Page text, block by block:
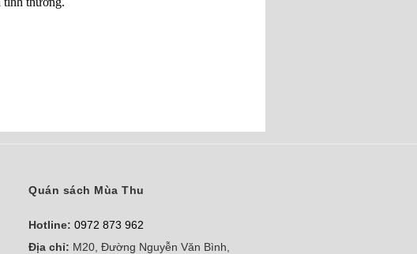
Quán sách Mùa Thu
Hotline: 0972 873 962
Địa chỉ: M20, Đường Nguyễn Văn Bình,